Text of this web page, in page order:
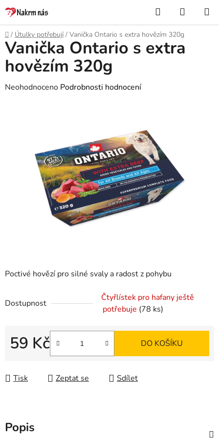
Přejít
na
obsah
Hledat
KOŠÍK
Domů
/ Útulky potřebují / Vanička Ontario s extra hovězím 320g
Poctivé hovězí pro silné svaly a radost z pohybu
Dostupnost
Čtyřlístek pro hafany ještě
potřebuje (78 ks)
59 Kč
Měrná cena:
DO KOŠÍKU
Tisk Zeptat se Sdílet
Vanička Ontario s extra
hovězím 320g
Průměrné
Neohodnoceno Podrobnosti hodnocení
Popis